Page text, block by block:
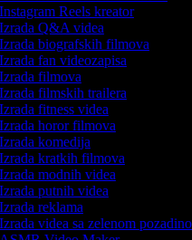
Reels kreator
Q&A videa
biografskih filmova
fan videozapisa
filmova
filmskih trailera
fitness videa
horor filmova
komedija
kratkih filmova
modnih videa
putnih videa
reklama
videa sa zelenom